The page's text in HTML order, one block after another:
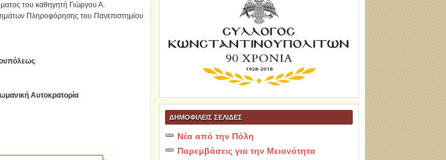
του καθηγητή Γιώργου Α.
Πληροφόρησης του Πανεπιστημίου
Αυτοκρατορία
ΔΗΜΟΦΙΛΕΙΣ ΣΕΛΙΔΕΣ
Νέα από την Πόλη
Παρεμβάσεις για την Μειονότητα